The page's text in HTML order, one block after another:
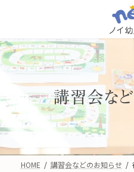
ン
ツ
へ
ッ
ー
シ
ョ
移
講習会な
HOME 講習会などのお知らせ